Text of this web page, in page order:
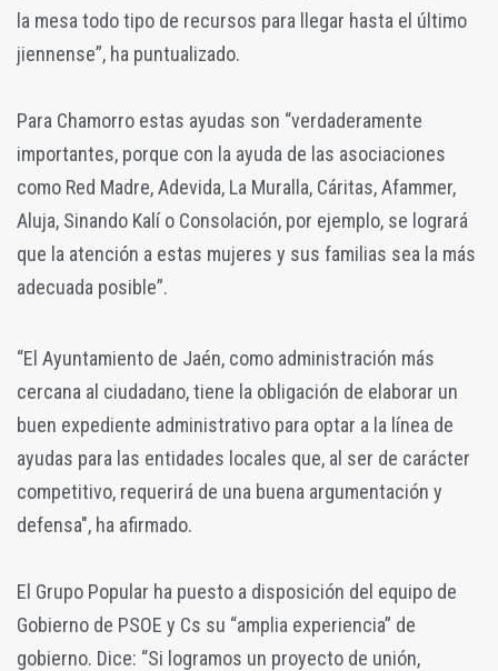
la mesa todo tipo de recursos para llegar hasta el último
jiennense”, ha puntualizado.
Para Chamorro estas ayudas son “verdaderamente
importantes, porque con la ayuda de las asociaciones
como Red Madre, Adevida, La Muralla, Cáritas, Afammer,
Aluja, Sinando Kalí o Consolación, por ejemplo, se logrará
que la atención a estas mujeres y sus familias sea la más
adecuada posible”.
“El Ayuntamiento de Jaén, como administración más
cercana al ciudadano, tiene la obligación de elaborar un
buen expediente administrativo para optar a la línea de
ayudas para las entidades locales que, al ser de carácter
competitivo, requerirá de una buena argumentación y
defensa", ha afirmado.
El Grupo Popular ha puesto a disposición del equipo de
Gobierno de PSOE y Cs su “amplia experiencia” de
gobierno. Dice: “Si logramos un proyecto de unión,